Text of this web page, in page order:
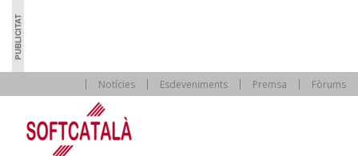
Notícies Esdeveniments Premsa Fòrums